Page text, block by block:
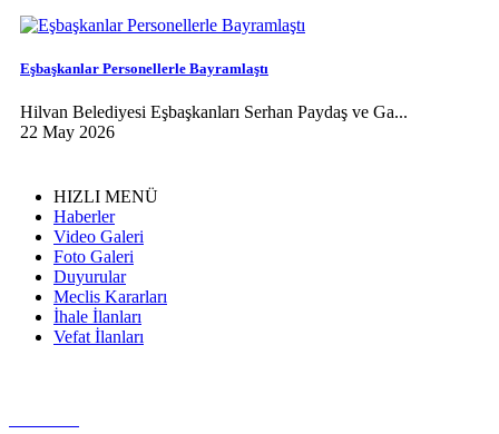
Eşbaşkanlar Personellerle Bayramlaştı
Hilvan Belediyesi Eşbaşkanları Serhan Paydaş ve Ga...
22 May 2026
HIZLI MENÜ
Haberler
Video Galeri
Foto Galeri
Duyurular
Meclis Kararları
İhale İlanları
Vefat İlanları